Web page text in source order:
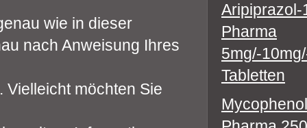
wie in dieser
nach Anweisung Ihres
möchten Sie
Aripiprazol-
Pharma
5mg/-
Tabletten